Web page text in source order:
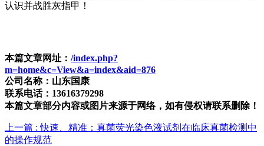
认识并战胜灰指甲！
本篇文章网址： /index.php?
m=home&c=View&a=index&aid=876
公司名称：山东国康
联系电话：13616379298
本篇文章部分内容或图片来源于网络，如有侵权请联系删除！
上一篇 : 快速、精准：真菌荧光染色液试剂在临床真菌检测中
的操作规范